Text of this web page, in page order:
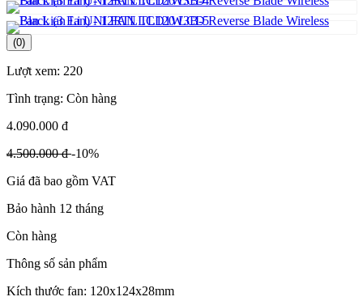
(0)
Lượt xem: 220
Tình trạng: Còn hàng
4.090.000 đ
4.500.000 đ-10%
Giá đã bao gồm VAT
Bảo hành 12 tháng
Còn hàng
Thông số sản phẩm
Kích thước fan: 120x124x28mm